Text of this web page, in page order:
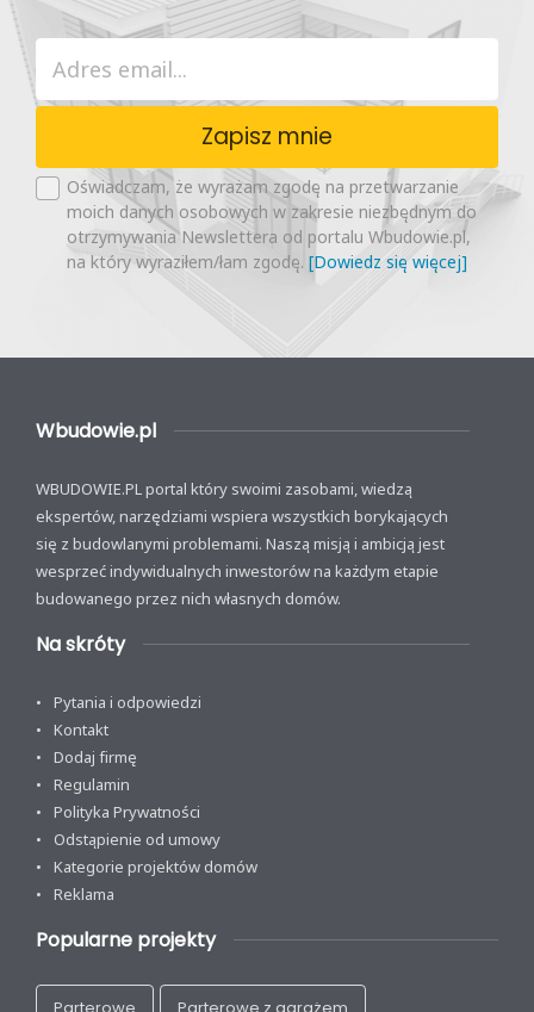
Zapisz mnie
Oświadczam, że wyrażam zgodę na przetwarzanie
moich danych osobowych w zakresie niezbędnym do
otrzymywania Newslettera od portalu Wbudowie.pl,
na który wyraziłem/łam zgodę. [Dowiedz się więcej]
Wbudowie.pl
WBUDOWIE.PL portal który swoimi zasobami, wiedzą
ekspertów, narzędziami wspiera wszystkich borykających
się z budowlanymi problemami. Naszą misją i ambicją jest
wesprzeć indywidualnych inwestorów na każdym etapie
budowanego przez nich własnych domów.
Na skróty
Pytania i odpowiedzi
Kontakt
Dodaj firmę
Regulamin
Polityka Prywatności
Odstąpienie od umowy
Kategorie projektów domów
Reklama
Popularne projekty